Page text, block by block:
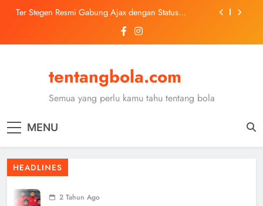
SkipTer Stegen Resmi Gabung Ajax dengan Status
Trabzonspor Mulai Negosiasi Mohamed Salah, Tes
Medis Dijadwalkan 5 Agustus
2026, Siap Tatap Putaran Provinsi
Kerolin Resmi Gabung Barcelona, Transfer
Dilaporkan Pecahkan Rekor Penjualan WSL
Pinjaman dari Barcelona
Trabzonspor Mulai Negosiasi Mohamed Salah, Tes
Medis Dijadwalkan 5 Agustus
Malang United U-13 Juara Piala Soeratin Kota Malang
2026, Siap Tatap Putaran Provinsi
tentangbola.com
Semua yang perlu kamu tahu tentang bola
MENU
HEADLINES
2 Tahun Ago